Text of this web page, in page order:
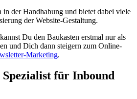
in der Handhabung und bietet dabei viele
der Website-Gestaltung.
Du den Baukasten erstmal nur als
und Dich dann steigern zum Online-
Marketing.
Spezialist für Inbound